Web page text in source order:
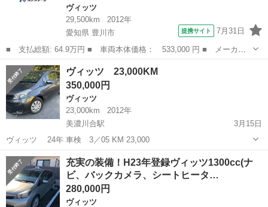
ヴィッツ
29,500km
2012年
愛知県 豊川市
提携サイト 7月31日
■ 支払総額: 64.9万円 ■ 車両本体価格： 533,000 円 ■ メーカー
名： トヨタ ■ 車種名： ヴィッツ ■ グレード名： Ｆ スマイ
ルエディション 禁煙車 純正ＳＤナビ Ｂｌｕｅｔｏｏｔｈ再生
スマートキー...
愛知 豊川市
ヴィッツ 23,000KM
350,000円
ヴィッツ
23,000km
2012年
美濃川合駅
3月15日
ヴィッツ 24年 車検 3／05 KM 23,000
岐阜 美濃加茂市 美濃川合駅 ヴィッツ
充実の装備！H23年登録ヴィッツ1300cc(ナ
ビ、バックカメラ、シートヒータ…
280,000円
ヴィッツ